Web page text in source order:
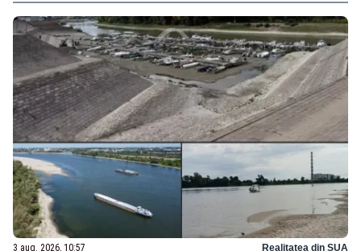
3 aug. 2026, 10:57 Realitatea din SUA